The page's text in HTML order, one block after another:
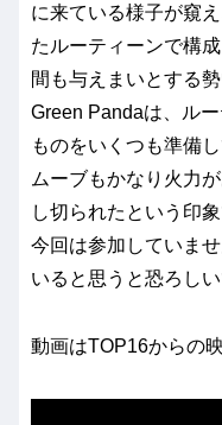
に来ている様子が窺
たルーティーンで構
間も与えまいとする
Green Pandaは、ル
ものをいくつも準備
ムーブもかなり火力
し切られたという印
今回は参加していま
いると思うと恐ろしい
動画はTOP16からの